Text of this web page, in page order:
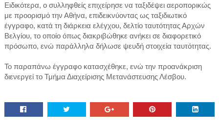
Ειδικότερα, ο συλληφθείς επιχείρησε να ταξιδέψει αεροπορικώς
με προορισμό την Αθήνα, επιδεικνύοντας ως ταξιδιωτικό
έγγραφο, κατά τη διάρκεια ελέγχου, δελτίο ταυτότητας Αρχών
Βελγίου, το οποίο όπως διακριβώθηκε ανήκει σε διαφορετικό
πρόσωπο, ενώ παράλληλα δήλωσε ψευδή στοιχεία ταυτότητας.
Το παραπάνω έγγραφο κατασχέθηκε, ενώ την προανάκριση
διενεργεί το Τμήμα Διαχείρισης Μετανάστευσης Λέσβου.